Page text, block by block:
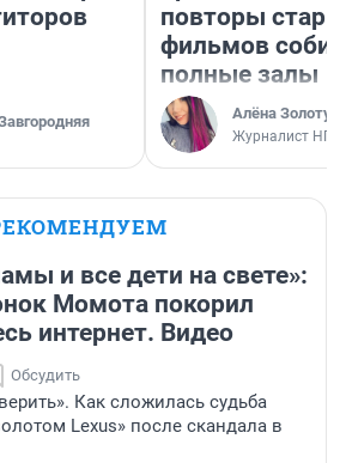
повторы
фильмов
полные залы
Алёна
Журналист НГС
и все дети на свете»:
Момота покорил
интернет. Видео
Обсудить
Как сложилась судьба
Lexus» после скандала в